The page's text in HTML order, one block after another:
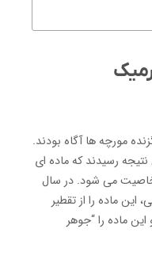
مورچه ها آگاه بودند.
این نتیجه رسیدند که ماده ای
خاصیت می شود. در سال
این ماده را از تقطیر
این ماده را “جوهر